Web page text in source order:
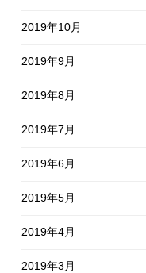
2019年10月
2019年9月
2019年8月
2019年7月
2019年6月
2019年5月
2019年4月
2019年3月